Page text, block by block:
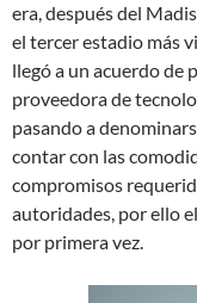
era, después del
el tercer estadio más
llegó a un acuerdo de
proveedora de
pasando a
contar con las
compromisos
autoridades, por ello
por primera vez.